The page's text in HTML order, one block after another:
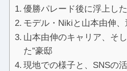
優勝パレード後に浮上し
モデル・Nikiと山本由伸
山本由伸のキャリア、そ
た”豪邸
現地での様子と、SNSの